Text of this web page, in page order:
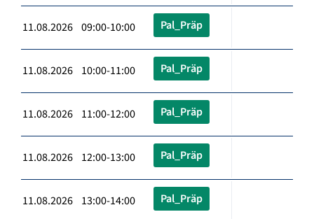
11.08.2026 09:00-10:00 Pal_Präp
11.08.2026 10:00-11:00 Pal_Präp
11.08.2026 11:00-12:00 Pal_Präp
11.08.2026 12:00-13:00 Pal_Präp
11.08.2026 13:00-14:00 Pal_Präp